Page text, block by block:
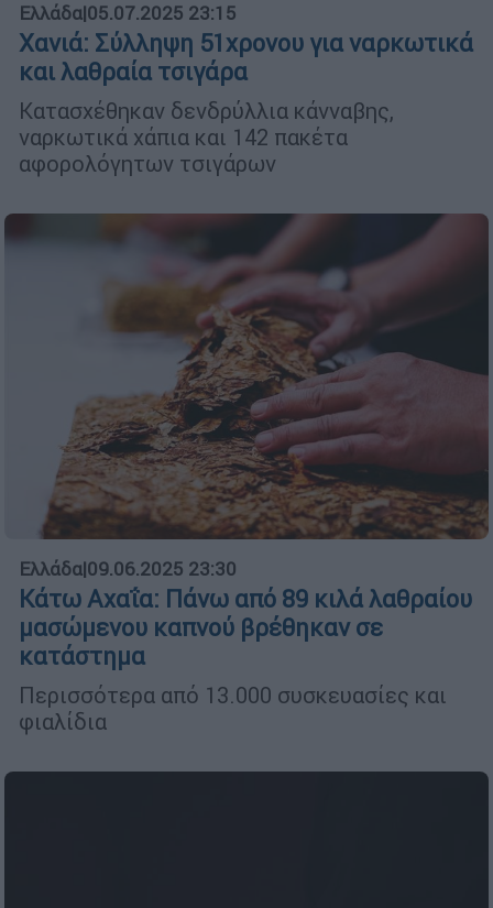
Ελλάδα|05.07.2025 23:15
Χανιά: Σύλληψη 51χρονου για ναρκωτικά
και λαθραία τσιγάρα
Κατασχέθηκαν δενδρύλλια κάνναβης,
ναρκωτικά χάπια και 142 πακέτα
αφορολόγητων τσιγάρων
Ελλάδα|09.06.2025 23:30
Κάτω Αχαΐα: Πάνω από 89 κιλά λαθραίου
μασώμενου καπνού βρέθηκαν σε
κατάστημα
Περισσότερα από 13.000 συσκευασίες και
φιαλίδια